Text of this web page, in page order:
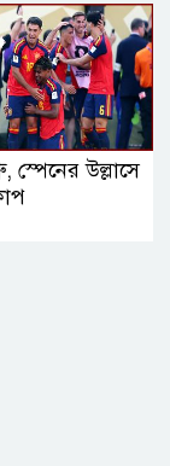
স্পেনের উল্লাসে